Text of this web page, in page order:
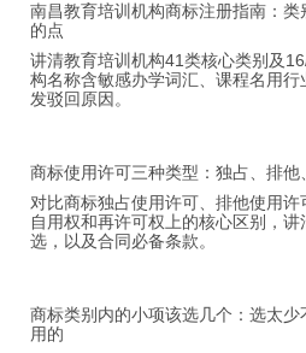
南昌教育培训机构商标注册指南：
的点
讲清教育培训机构41类核心类别及
构名称含敏感办学词汇、课程名用
发驳回原因。
商标使用许可三种类型：独占、排他
对比商标独占使用许可、排他使用
自用权和再许可权上的核心区别，
选，以及合同必备条款。
商标类别内的小项该选几个：选太
用的